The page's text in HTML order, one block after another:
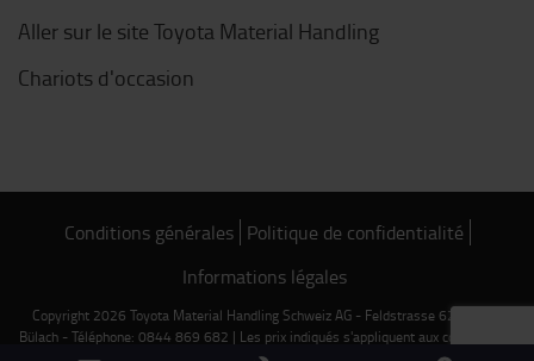
Aller sur le site Toyota Material Handling
Chariots d'occasion
Conditions générales Politique de confidentialité
Informations légales
Copyright 2026 Toyota Material Handling Schweiz AG - Feldstrasse 62 - 8180
Bülach - Téléphone: 0844 869 682 | Les prix indiqués s'appliquent aux commandes